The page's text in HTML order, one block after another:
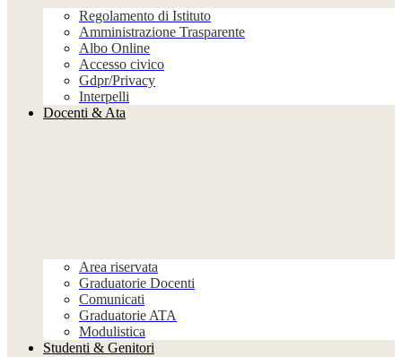
Regolamento di Istituto
Amministrazione Trasparente
Albo Online
Accesso civico
Gdpr/Privacy
Interpelli
Docenti & Ata
Area riservata
Graduatorie Docenti
Comunicati
Graduatorie ATA
Modulistica
Studenti & Genitori